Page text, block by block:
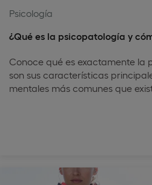
Psicología
¿Qué es la psicopatología y
Conoce qué es exactamente la
son sus características
mentales más comunes que